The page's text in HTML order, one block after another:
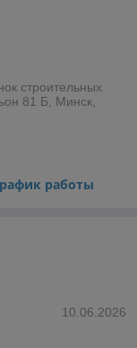
строительных
81 Б, Минск,
работы
10.06.2026